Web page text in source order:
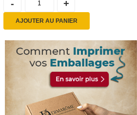
AJOUTER AU PANIER